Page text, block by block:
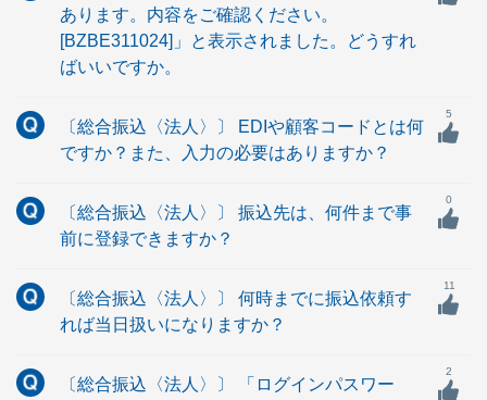
あります。内容をご確認ください。
[BZBE311024]」と表示されました。どうすれ
ばいいですか。
〔総合振込〈法人〉〕 EDIや顧客コードとは何
ですか？また、入力の必要はありますか？
5
〔総合振込〈法人〉〕 振込先は、何件まで事
前に登録できますか？
0
〔総合振込〈法人〉〕 何時までに振込依頼す
れば当日扱いになりますか？
11
〔総合振込〈法人〉〕 「ログインパスワー
2